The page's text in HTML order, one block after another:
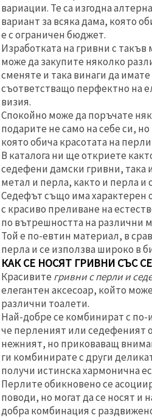
вариации. Те са изгодна
вариант за всяка дама, която
е с ограничен бюджет.
Изработката на гривни с
може да закупите няколко
сменяте и така винаги да
съответстващо перфектно на
визия.
Спокойно може да поръчате
подарите не само на себе си,
която обича красотата на
В каталога ни ще откриете
седефени дамски гривни, така
метал и перла, както и перла и
Седефът също има характерен
с красиво преливане на
по вътрешността на различни
Той е по-евтин материал, в
перла и се използва широко в
КАК СЕ НОСЯТ ГРИВНИ СЪС
Красивите гривни с перли и
елегантен аксесоар, който
различни тоалети.
Най-добре се комбинират с по-
че перленият или седефеният
нежният, но приковаващ
ги комбинирате с други
получи истинска хармонична
Перлите обикновено се
поводи, но могат да се носят и
добра комбинация с